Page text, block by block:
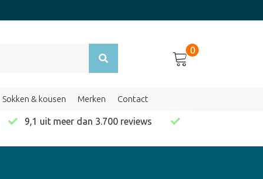
0
Sokken & kousen Merken Contact
9,1 uit meer dan 3.700 reviews